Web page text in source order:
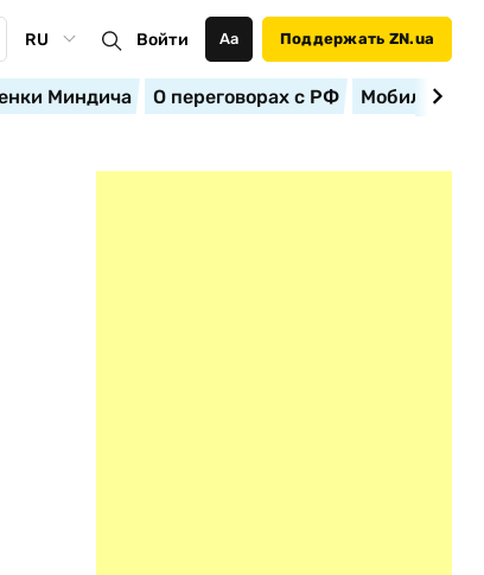
RU Войти Аа Поддержать ZN.ua
Миндича О переговорах с РФ